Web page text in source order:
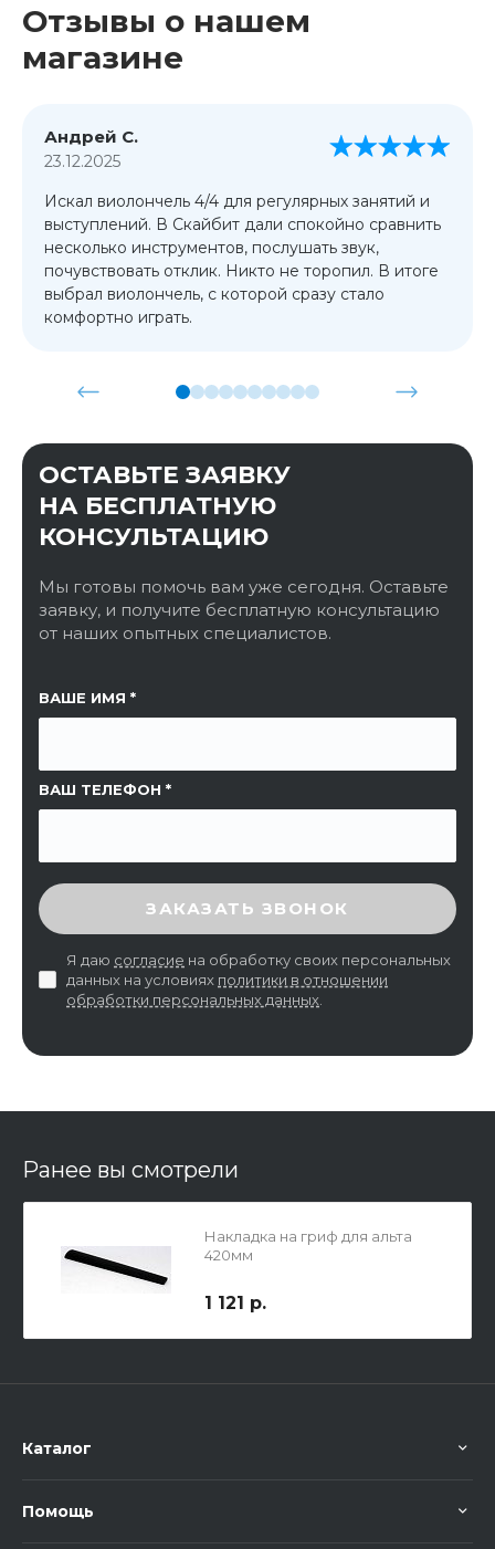
Отзывы о нашем
магазине
Андрей С.
23.12.2025
Искал виолончель 4/4 для регулярных занятий и
выступлений. В Скайбит дали спокойно сравнить
несколько инструментов, послушать звук,
почувствовать отклик. Никто не торопил. В итоге
выбрал виолончель, с которой сразу стало
комфортно играть.
ОСТАВЬТЕ ЗАЯВКУ
НА БЕСПЛАТНУЮ
КОНСУЛЬТАЦИЮ
Мы готовы помочь вам уже сегодня. Оставьте
заявку, и получите бесплатную консультацию
от наших опытных специалистов.
ВАШЕ ИМЯ
ВАШ ТЕЛЕФОН
ССЫЛКА НА СТРАНИЦУ
ВВЕДИТЕ ПРОВЕРОЧНЫЙ КОД
ЗАКАЗАТЬ ЗВОНОК
Я даю согласие на обработку своих персональных
данных на условиях политики в отношении
обработки персональных данных
Ранее вы смотрели
Накладка на гриф для альта
420мм
1 121 р.
Каталог
Помощь